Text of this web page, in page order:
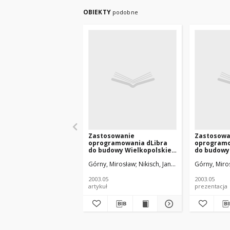
OBIEKTY podobne
Zastosowanie
oprogramowania dLibra
do budowy Wielkopolskiej
Górny, Mirosław Nikisch, Jan Andrzej
2003.05
artykuł
do
Górny,
2003.05
prezentacja